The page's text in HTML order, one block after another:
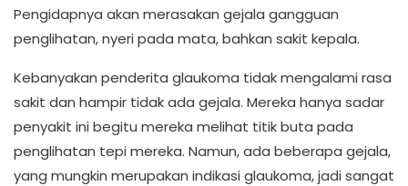
Pengidapnya akan merasakan gejala gangguan
penglihatan, nyeri pada mata, bahkan sakit kepala.
Kebanyakan penderita glaukoma tidak mengalami rasa
sakit dan hampir tidak ada gejala. Mereka hanya sadar
penyakit ini begitu mereka melihat titik buta pada
penglihatan tepi mereka. Namun, ada beberapa gejala,
yang mungkin merupakan indikasi glaukoma, jadi sangat